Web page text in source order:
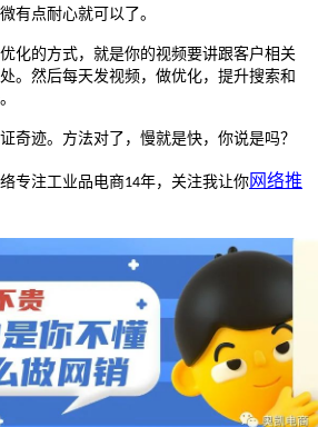
有点耐心就可以了。
化的方式，就是你的视频要讲跟客户相关
。然后每天发视频，做优化，提升搜索和
奇迹。方法对了，慢就是快，你说是吗？
专注工业品电商14年，关注我让你 网络推